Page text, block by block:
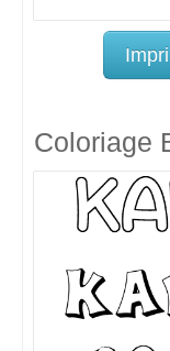
Coloriage